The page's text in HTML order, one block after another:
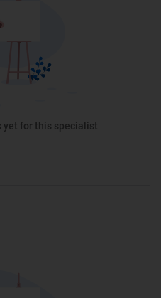
yet for this specialist